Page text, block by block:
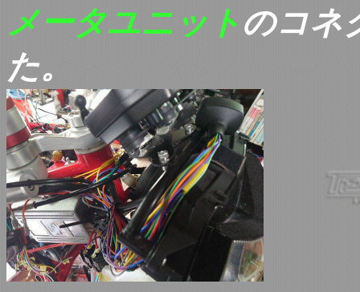
メータユニット のコネ
た。